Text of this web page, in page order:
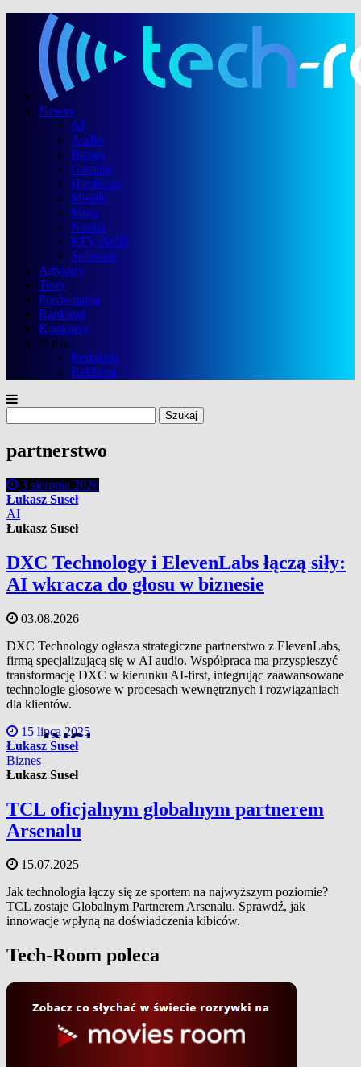
Newsy
AI
Audio
Biznes
Gaming
Hardware
Mobile
Moto
Nauka
RTV/AGD
Software
Artykuły
Testy
Porównania
Rankingi
Konkursy
O nas
Redakcja
Reklama
partnerstwo
3 sierpnia 2026
Łukasz Suseł
AI
Łukasz Suseł
DXC Technology i ElevenLabs łączą siły:
AI wkracza do głosu w biznesie
03.08.2026
DXC Technology ogłasza strategiczne partnerstwo z ElevenLabs,
firmą specjalizującą się w AI audio. Współpraca ma przyspieszyć
transformację DXC w kierunku AI-first, integrując zaawansowane
technologie głosowe w procesach wewnętrznych i rozwiązaniach
dla klientów.
15 lipca 2025
Łukasz Suseł
Biznes
Łukasz Suseł
TCL oficjalnym globalnym partnerem
Arsenalu
15.07.2025
Jak technologia łączy się ze sportem na najwyższym poziomie?
TCL zostaje Globalnym Partnerem Arsenalu. Sprawdź, jak
innowacje wpłyną na doświadczenia kibiców.
Tech-Room poleca